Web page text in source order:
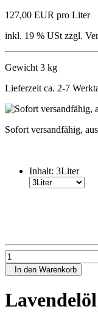
127,00 EUR pro Liter
inkl. 19 % USt zzgl.
Gewicht 3 kg
Lieferzeit ca. 2-7
Sofort versandfähig,
Inhalt: 3Liter
In den Warenkorb